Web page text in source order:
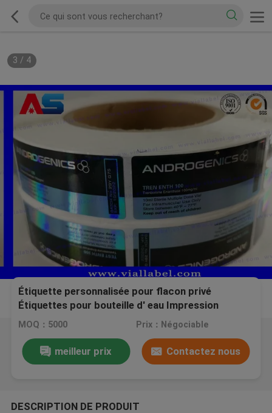
3 / 4
Étiquette personnalisée pour flacon privé
Étiquettes pour bouteille d' eau Impression
brillante Étiquette imperméable en rouleau
MOQ：5000 Prix：Négociable
meilleur prix Contactez nous
DESCRIPTION DE PRODUIT